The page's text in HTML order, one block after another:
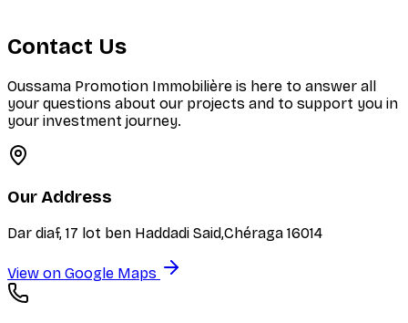
Contact Us
Oussama Promotion Immobilière is here to answer all
your questions about our projects and to support you in
your investment journey.
Our Address
Dar diaf, 17 lot ben Haddadi Said,Chéraga 16014
View on Google Maps